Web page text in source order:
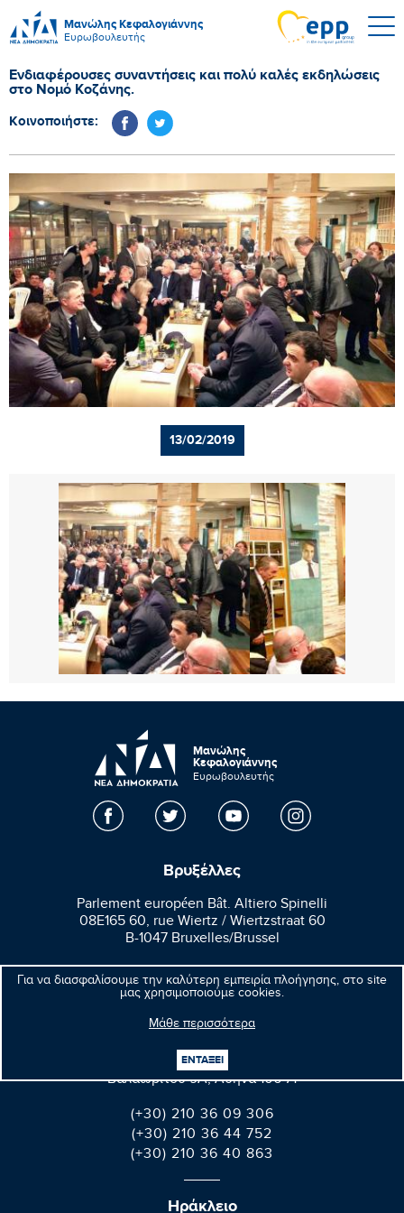
Μανώλης Κεφαλογιάννης
Ευρωβουλευτής
Για να διασφαλίσουμε την καλύτερη εμπειρία πλοήγησης, στο site
μας χρησιμοποιούμε cookies.
Μάθε περισσότερα
ΕΝΤΑΞΕΙ
Ενδιαφέρουσες συναντήσεις και πολύ καλές εκδηλώσεις
στο Νομό Κοζάνης.
Κοινοποιήστε:
13/02/2019
Μανώλης
Κεφαλογιάννης
Ευρωβουλευτής
Βρυξέλλες
Parlement européen Bât. Altiero Spinelli
08E165 60, rue Wiertz / Wiertzstraat 60
B-1047 Bruxelles/Brussel
+32(0)2 28 45570
+32(0)2 28 49570
Αθήνα
Βαλαωρίτου 9A, Aθήνα 106 71
(+30) 210 36 09 306
(+30) 210 36 44 752
(+30) 210 36 40 863
Ηράκλειο